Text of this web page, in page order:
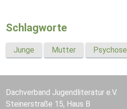
Schlagworte
Junge Mutter Psychose
Dachverband Jugendliteratur e.V.
Steinerstraße 15, Haus B